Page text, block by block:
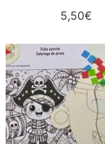
5,50€